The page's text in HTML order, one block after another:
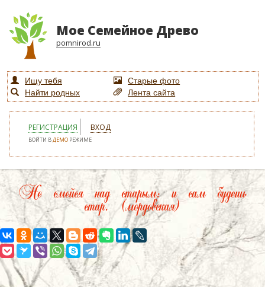
Мое Семейное Древо
pomnirod.ru
Ищу тебя
Старые фото
Найти родных
Лента сайта
РЕГИСТРАЦИЯ ВХОД
ВОЙТИ ВДЕМО РЕЖИМЕ
Не смейся над старым: и сам будешь
стар. (мордовская)